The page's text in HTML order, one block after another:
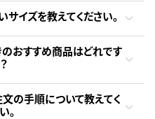
イズを教えてください。
おすすめ商品はどれです
の手順について教えてく
。